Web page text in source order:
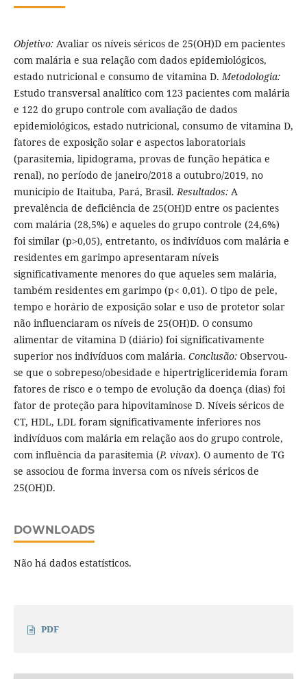
Objetivo:Avaliar os níveis séricos de 25(OH)D em pacientes
com malária e sua relação com dados epidemiológicos,
estado nutricional e consumo de vitamina D.Metodologia:
Estudo transversal analítico com 123 pacientes com malária
e 122 do grupo controle com avaliação de dados
epidemiológicos, estado nutricional, consumo de vitamina D,
fatores de exposição solar e aspectos laboratoriais
(parasitemia, lipidograma, provas de função hepática e
renal), no período de janeiro/2018 a outubro/2019, no
município de Itaituba, Pará, Brasil.Resultados:A
prevalência de deficiência de 25(OH)D entre os pacientes
com malária (28,5%) e aqueles do grupo controle (24,6%)
foi similar (p>0,05), entretanto, os indivíduos com malária e
residentes em garimpo apresentaram níveis
significativamente menores do que aqueles sem malária,
também residentes em garimpo (p< 0,01). O tipo de pele,
tempo e horário de exposição solar e uso de protetor solar
não influenciaram os níveis de 25(OH)D. O consumo
alimentar de vitamina D (diário) foi significativamente
superior nos indivíduos com malária. Conclusão:Observou-
se que o sobrepeso/obesidade e hipertrigliceridemia foram
fatores de risco e o tempo de evolução da doença (dias) foi
fator de proteção para hipovitaminose D. Níveis séricos de
CT, HDL, LDL foram significativamente inferiores nos
indivíduos com malária em relação aos do grupo controle,
com influência da parasitemia (P. vivax). O aumento de TG
se associou de forma inversa com os níveis séricos de
25(OH)D.
DOWNLOADS
Não há dados estatísticos.
PDF